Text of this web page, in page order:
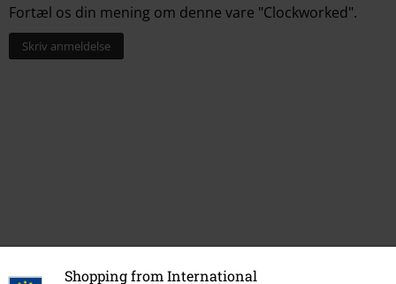
Shopping from International
Fortæl os din mening om denne vare "Clockworked".
Skriv anmeldelse